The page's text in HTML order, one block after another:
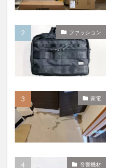
ファッション
家電
音響機材